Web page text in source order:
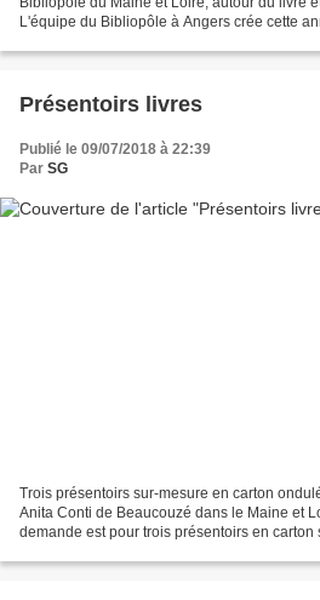
L'équipe du Bibliopôle à Angers crée cette
Présentoirs livres
Publié le 09/07/2018 à 22:39
Par SG
Trois présentoirs sur-mesure en carton
Anita Conti de Beaucouzé dans le Maine et
demande est pour trois présentoirs en carton